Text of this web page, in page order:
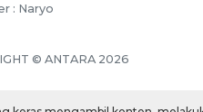
: Naryo
© ANTARA 2026